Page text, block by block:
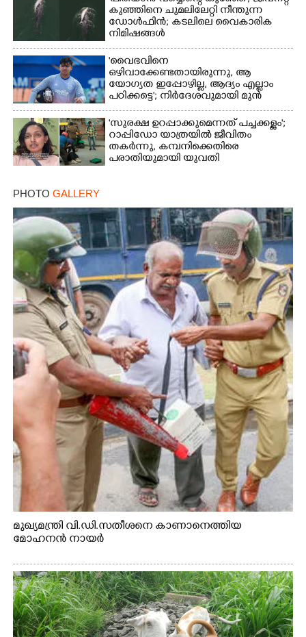
കുഞ്ഞിനെ ചുമലിലേറ്റി നീന്തുന്ന
ഡോൾഫിൻ; കടലിലെ വൈകാരിക
നിമിഷങ്ങൾ
'വൈഭവിനെ
ഒഴിവാക്കേണ്ടതായിരുന്നു,​ ആ
യോഗ്യത ഇപ്പോഴില്ല, ആദ്യം എല്ലാം
പഠിക്കട്ടെ'; നിർദേശവുമായി മുൻ
ക്രിക്കറ്റ് താരം
'സുരക്ഷ ഉറപ്പാക്കുമെന്നത് പച്ചക്കള്ളം';
റാപ്പിഡോ യാത്രയിൽ ജീവിതം
തകർന്നു, കമ്പനിക്കെതിരെ
പരാതിയുമായി യുവതി
PHOTO GALLERY
മുഖ്യമന്ത്രി വി.ഡി.സതീശനെ കാണാനെത്തിയ
മോഹനൻ നായർ
Copy Link